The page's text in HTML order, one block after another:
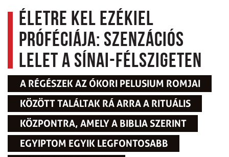
Életre kel Ezékiel
próféciája: Szenzációs
lelet a Sínai-félszigeten
A RÉGÉSZEK AZ ÓKORI PELUSIUM ROMJAI
KÖZÖTT TALÁLTAK RÁ ARRA A RITUÁLIS
KÖZPONTRA, AMELY A BIBLIA SZERINT
EGYIPTOM EGYIK LEGFONTOSABB